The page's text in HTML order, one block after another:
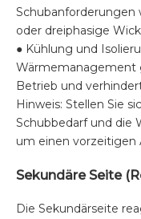
Schubanforderungen
oder dreiphasige
● Kühlung und
Wärmemanagement
Betrieb und
Hinweis: Stellen Sie
Schubbedarf und die
um einen vorzeitigen
Sekundäre Seite
Die Sekundärseite